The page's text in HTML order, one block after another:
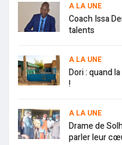
A LA UNE
Coach Issa
talents
A LA UNE
Dori : quand
!
A LA UNE
Drame de
parler leur